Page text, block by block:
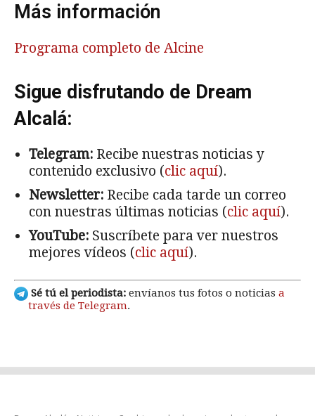
Más información
Programa completo de Alcine
Sigue disfrutando de Dream
Alcalá:
Telegram: Recibe nuestras noticias y
contenido exclusivo (clic aquí).
Newsletter: Recibe cada tarde un correo
con nuestras últimas noticias (clic aquí).
YouTube: Suscríbete para ver nuestros
mejores vídeos (clic aquí).
Sé tú el periodista: envíanos tus fotos o noticias a
través de Telegram.